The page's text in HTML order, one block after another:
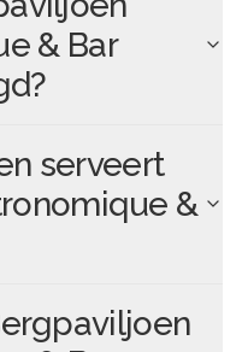
& Bar
serveert
&